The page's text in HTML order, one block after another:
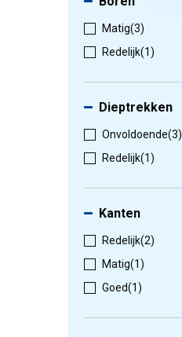
Matig(3)
Redelijk(1)
Dieptrekken
Onvoldoende(3)
Redelijk(1)
Kanten
Redelijk(2)
Matig(1)
Goed(1)